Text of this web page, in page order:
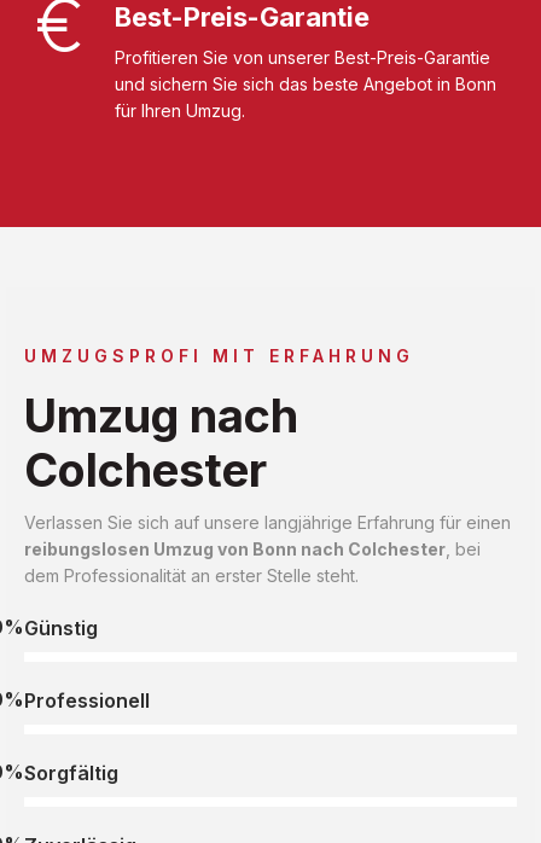
Best-Preis-Garantie
Profitieren Sie von unserer Best-Preis-Garantie
und sichern Sie sich das beste Angebot in Bonn
für Ihren Umzug.
UMZUGSPROFI MIT ERFAHRUNG
Umzug nach
Colchester
Verlassen Sie sich auf unsere langjährige Erfahrung für einen
reibungslosen Umzug von Bonn nach Colchester , bei
dem Professionalität an erster Stelle steht.
Günstig
Professionell
Sorgfältig